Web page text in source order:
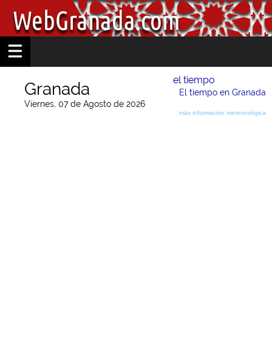
Granada
Viernes, 07 de Agosto de 2026
el tiempo
El tiempo en Granada
más información meteorológica